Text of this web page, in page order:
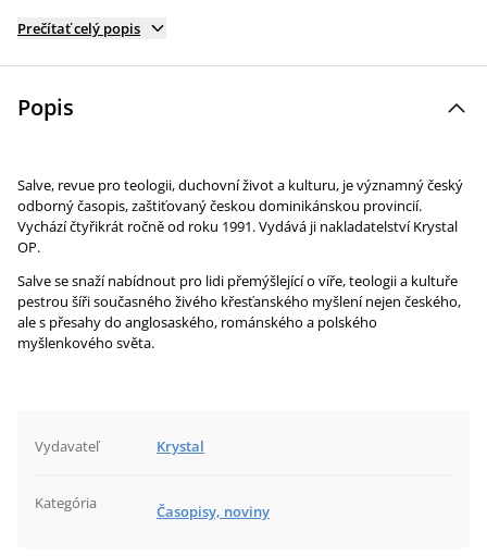
Prečítať celý popis
Popis
Salve, revue pro teologii, duchovní život a kulturu, je významný český
odborný časopis, zaštiťovaný českou dominikánskou provincií.
Vychází čtyřikrát ročně od roku 1991. Vydává ji nakladatelství Krystal
OP.
Salve se snaží nabídnout pro lidi přemýšlející o víře, teologii a kultuře
pestrou šíři současného živého křesťanského myšlení nejen českého,
ale s přesahy do anglosaského, románského a polského
myšlenkového světa.
Vydavateľ Krystal
Kategória Časopisy, noviny